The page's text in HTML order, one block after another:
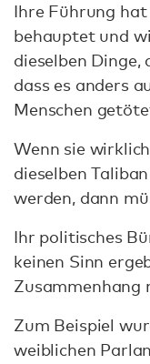
Ihre Führung
behauptet und
dieselben Dinge,
dass es anders
Menschen
Wenn sie
dieselben
werden, dann
Ihr politisches
keinen Sinn
Zum Beispiel
weiblichen